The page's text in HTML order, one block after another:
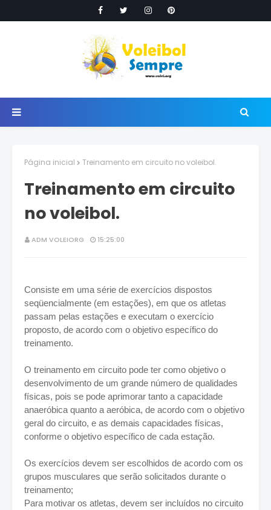
Página inicial Treinamento em circuito no voleibol.
Treinamento em circuito
no voleibol.
ADM VOLEIORG 15:25:00
Consiste em uma série de exercícios dispostos
seqüencialmente (em estações), em que os atletas
passam pelas estações e executam o exercício
proposto, de acordo com o objetivo específico do
treinamento.
O treinamento em circuito pode ter como objetivo o
desenvolvimento de um grande número de qualidades
físicas, pois se pode aprimorar tanto a capacidade
anaeróbica quanto a aeróbica, de acordo com o objetivo
geral do circuito, e as demais capacidades físicas,
conforme o objetivo específico de cada estação.
Os exercícios devem ser escolhidos de acordo com os
grupos musculares que serão solicitados durante o
treinamento;
Para motivar os atletas, devem ser incluídos no circuito